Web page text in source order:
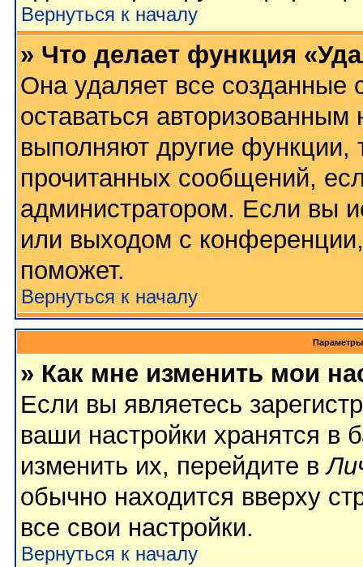
Вернуться к началу
» Что делает функция
Она удаляет все созданные
оставаться
выполняют другие функции,
прочитанных сообщений,
администратором. Если вы
или выходом с
поможет.
Вернуться к началу
Параметры
» Как мне изменить мои
Если вы являетесь
ваши настройки хранятся в
изменить их, перейдите в
обычно находится вверху
все свои настройки.
Вернуться к началу